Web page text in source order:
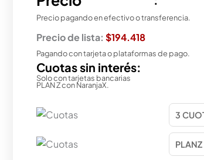
Precio pagando en efectivo o transferencia.
Precio de lista: $194.418
Pagando con tarjeta o plataformas de pago.
Cuotas sin interés:
Solo con tarjetas bancarias
PLAN Z con NaranjaX.